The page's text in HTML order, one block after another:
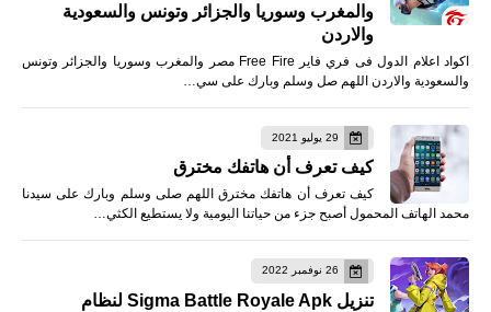
والمغرب وسوريا والجزائر وتونس والسعودية
والاردن
اكواد اعلام الدول فى فري فاير Free Fire مصر والمغرب وسوريا والجزائر وتونس
والسعودية والاردن اللهم صل وسلم وبارك على سي…
29 يوليو 2021
كيف تعرف أن هاتفك مخترق
كيف تعرف أن هاتفك مخترق اللهم صلى وسلم وبارك على سيدنا
محمد الهاتف المحمول أصبح جزء من حياتنا اليومية ولا يستطيع الكثي…
26 نوفمبر 2022
تنزيل Sigma Battle Royale Apk لنظام